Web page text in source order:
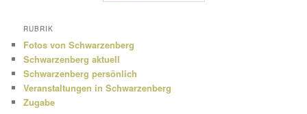
RUBRIK
Fotos von Schwarzenberg
Schwarzenberg aktuell
Schwarzenberg persönlich
Veranstaltungen in Schwarzenberg
Zugabe